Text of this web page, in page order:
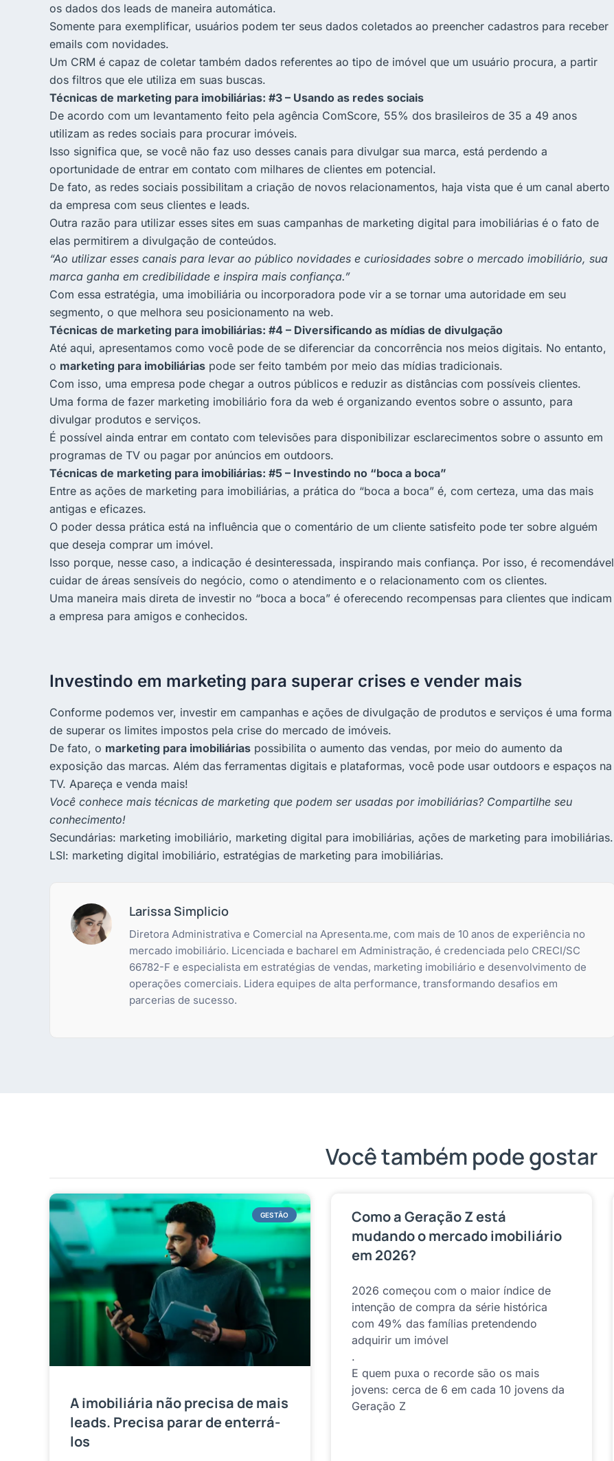
os dados dos leads de maneira automática.
Somente para exemplificar, usuários podem ter seus dados coletados ao preencher cadastros para receber
emails com novidades.
Um CRM é capaz de coletar também dados referentes ao tipo de imóvel que um usuário procura, a partir
dos filtros que ele utiliza em suas buscas.
Técnicas de marketing para imobiliárias: #3 – Usando as redes sociais
De acordo com um levantamento feito pela agência ComScore, 55% dos brasileiros de 35 a 49 anos
utilizam as redes sociais para procurar imóveis.
Isso significa que, se você não faz uso desses canais para divulgar sua marca, está perdendo a
oportunidade de entrar em contato com milhares de clientes em potencial.
De fato, as redes sociais possibilitam a criação de novos relacionamentos, haja vista que é um canal aberto
da empresa com seus clientes e leads.
Outra razão para utilizar esses sites em suas campanhas de marketing digital para imobiliárias é o fato de
elas permitirem a divulgação de conteúdos.
“Ao utilizar esses canais para levar ao público novidades e curiosidades sobre o mercado imobiliário, sua
marca ganha em credibilidade e inspira mais confiança.”
Com essa estratégia, uma imobiliária ou incorporadora pode vir a se tornar uma autoridade em seu
segmento, o que melhora seu posicionamento na web.
Técnicas de marketing para imobiliárias: #4 – Diversificando as mídias de divulgação
Até aqui, apresentamos como você pode de se diferenciar da concorrência nos meios digitais. No entanto,
o marketing para imobiliárias pode ser feito também por meio das mídias tradicionais.
Com isso, uma empresa pode chegar a outros públicos e reduzir as distâncias com possíveis clientes.
Uma forma de fazer marketing imobiliário fora da web é organizando eventos sobre o assunto, para
divulgar produtos e serviços.
É possível ainda entrar em contato com televisões para disponibilizar esclarecimentos sobre o assunto em
programas de TV ou pagar por anúncios em outdoors.
Técnicas de marketing para imobiliárias: #5 – Investindo no “boca a boca”
Entre as ações de marketing para imobiliárias, a prática do “boca a boca” é, com certeza, uma das mais
antigas e eficazes.
O poder dessa prática está na influência que o comentário de um cliente satisfeito pode ter sobre alguém
que deseja comprar um imóvel.
Isso porque, nesse caso, a indicação é desinteressada, inspirando mais confiança. Por isso, é recomendável
cuidar de áreas sensíveis do negócio, como o atendimento e o relacionamento com os clientes.
Uma maneira mais direta de investir no “boca a boca” é oferecendo recompensas para clientes que indicam
a empresa para amigos e conhecidos.
Investindo em marketing para superar crises e vender mais
Conforme podemos ver, investir em campanhas e ações de divulgação de produtos e serviços é uma forma
de superar os limites impostos pela crise do mercado de imóveis.
De fato, o marketing para imobiliárias possibilita o aumento das vendas, por meio do aumento da
exposição das marcas. Além das ferramentas digitais e plataformas, você pode usar outdoors e espaços na
TV. Apareça e venda mais!
Você conhece mais técnicas de marketing que podem ser usadas por imobiliárias? Compartilhe seu
conhecimento!
Secundárias: marketing imobiliário, marketing digital para imobiliárias, ações de marketing para imobiliárias.
LSI: marketing digital imobiliário, estratégias de marketing para imobiliárias.
Larissa Simplicio
Diretora Administrativa e Comercial na Apresenta.me, com mais de 10 anos de experiência no
mercado imobiliário. Licenciada e bacharel em Administração, é credenciada pelo CRECI/SC
66782-F e especialista em estratégias de vendas, marketing imobiliário e desenvolvimento de
operações comerciais. Lidera equipes de alta performance, transformando desafios em
parcerias de sucesso.
Você também pode gostar
GESTÃO
A imobiliária não precisa de mais
leads. Precisa parar de enterrá-
los
Como a Geração Z está
mudando o mercado imobiliário
em 2026?
2026 começou com o maior índice de
intenção de compra da série histórica
com 49% das famílias pretendendo
adquirir um imóvel
.
E quem puxa o recorde são os mais
jovens: cerca de 6 em cada 10 jovens da
Geração Z